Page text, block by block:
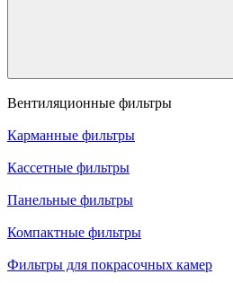
Вентиляционные фильтры
Карманные фильтры
Кассетные фильтры
Панельные фильтры
Компактные фильтры
Фильтры для покрасочных камер